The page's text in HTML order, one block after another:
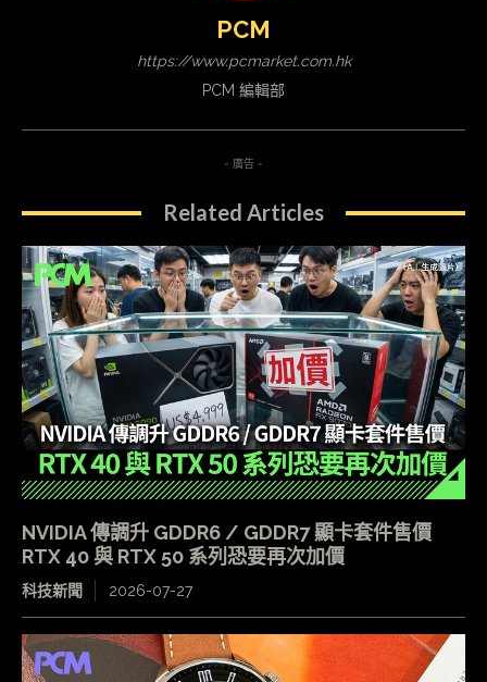
PCM
https://www.pcmarket.com.hk
PCM 編輯部
- 廣告 -
Related Articles
NVIDIA 傳調升 GDDR6 / GDDR7 顯卡套件售價
RTX 40 與 RTX 50 系列恐要再次加價
科技新聞 2026-07-27